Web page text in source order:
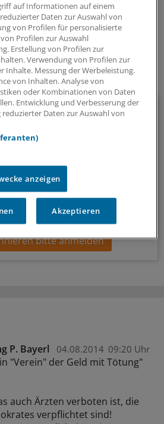
Thema
blicken Sie hinter das tägliche
Blick auf Themen, die die Agenda
bestimmen.
donnerstags
bitte anmelden
P. Bayerl 04.08.2014 09:20 Uhr
"Verein" der Geld mit Tötung"
auch Ärzten verboten ist, die
verpflichtet sind!
auf Informationen auf einem
Daten zur Auswahl von
von Profilen für personalisierte
Profilen zur Auswahl
Erstellung von Profilen zur
Verwendung von Profilen zur
Inhalte. Messung der Werbeleistung.
von Inhalten. Analyse von
oder Kombinationen von Daten
Entwicklung und Verbesserung der
Daten zur Auswahl von
anzeigen
Akzeptieren